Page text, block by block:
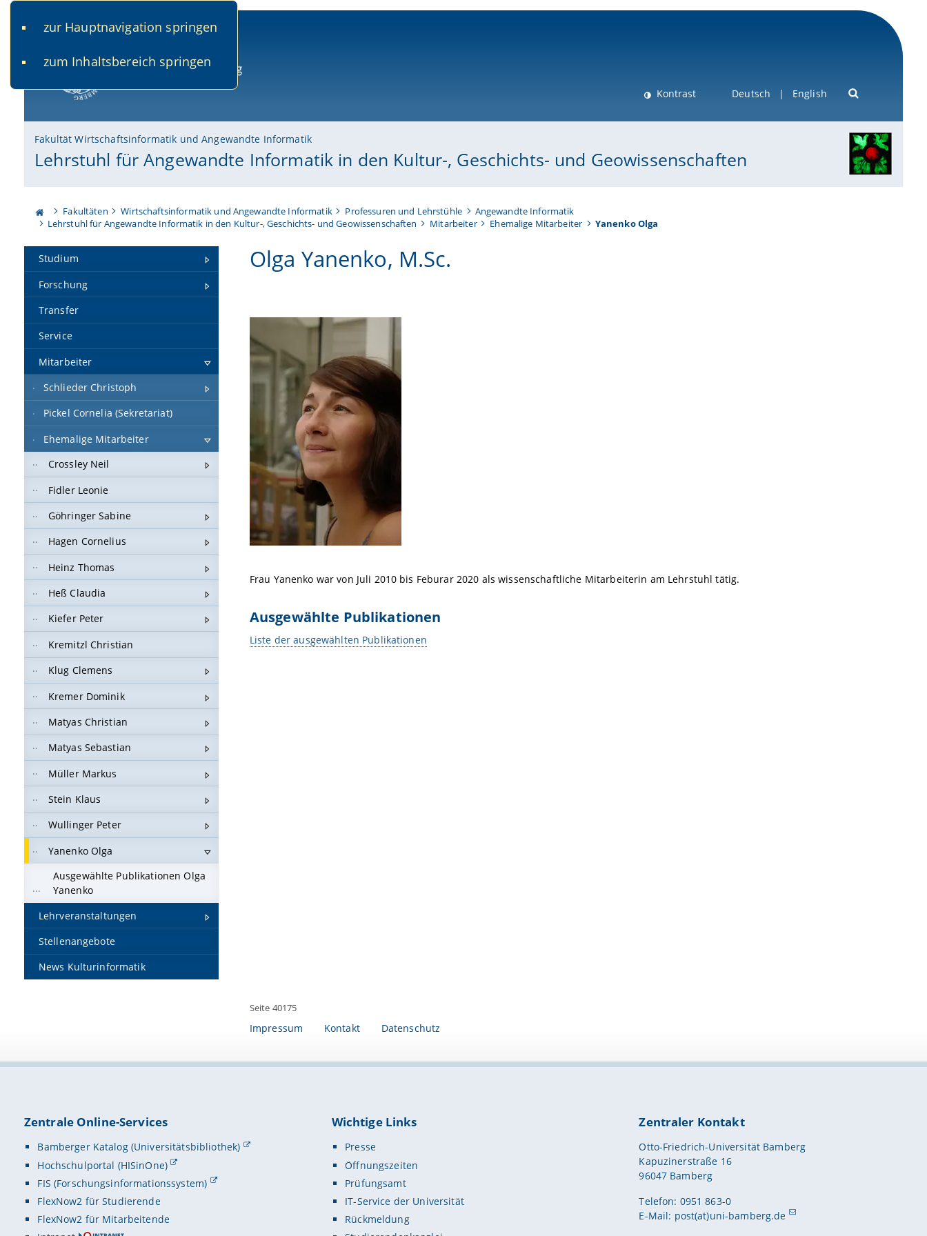
zur Hauptnavigation springen
zum Inhaltsbereich springen
Kontrast Deutsch English
Fakultät Wirtschaftsinformatik und Angewandte Informatik
Lehrstuhl für Angewandte Informatik in den Kultur-, Geschichts- und Geowissenschaften
Fakultäten Wirtschaftsinformatik und Angewandte Informatik Professuren und Lehrstühle
Angewandte Informatik
Lehrstuhl für Angewandte Informatik in den Kultur-, Geschichts- und Geowissenschaften
Mitarbeiter Ehemalige Mitarbeiter Yanenko Olga
Studium
Forschung
Transfer
Service
Mitarbeiter
Schlieder Christoph
Pickel Cornelia (Sekretariat)
Ehemalige Mitarbeiter
Crossley Neil
Fidler Leonie
Göhringer Sabine
Hagen Cornelius
Heinz Thomas
Heß Claudia
Kiefer Peter
Kremitzl Christian
Klug Clemens
Kremer Dominik
Matyas Christian
Matyas Sebastian
Müller Markus
Stein Klaus
Wullinger Peter
Yanenko Olga
Ausgewählte Publikationen Olga
Yanenko
Lehrveranstaltungen
Stellenangebote
News Kulturinformatik
Olga Yanenko, M.Sc.
Frau Yanenko war von Juli 2010 bis Feburar 2020 als wissenschaftliche Mitarbeiterin am Lehrstuhl tätig.
Ausgewählte Publikationen
Liste der ausgewählten Publikationen
Seite 40175
Impressum Kontakt Datenschutz
Zentrale Online-Services
Bamberger Katalog (Universitätsbibliothek)
Hochschulportal (HISinOne)
FIS (Forschungsinformationssystem)
FlexNow2 für Studierende
FlexNow2 für Mitarbeitende
Wichtige Links
Presse
Öffnungszeiten
Prüfungsamt
IT-Service der Universität
Rückmeldung
Zentraler Kontakt
Otto-Friedrich-Universität Bamberg
Kapuzinerstraße 16
96047 Bamberg
Telefon: 0951 863-0
E-Mail: post(at)uni-bamberg.de